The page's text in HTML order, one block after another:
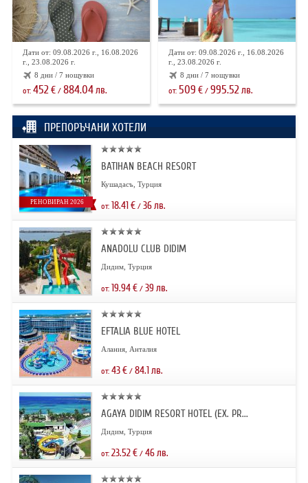
Дати от: 09.08.2026 г., 16.08.2026
г., 23.08.2026 г.
8 дни / 7 нощувки
от: 452€/ 884.04лв.
Дати от: 09.08.2026 г., 16.08.2026
г., 23.08.2026 г.
8 дни / 7 нощувки
от:509 € /995.52лв.
ПРЕПОРЪЧАНИ ХОТЕЛИ
РЕНОВИРАН 2026
BATIHAN BEACH RESORT
Кушадасъ, Турция
от: 18.41€/ 36лв.
ANADOLU CLUB DIDIM
Дидим, Турция
от: 19.94€/ 39 лв.
EFTALIA BLUE HOTEL
Алания, Анталия
от: 43€/ 84.1лв.
AGAYA DIDIM RESORT HOTEL (EX. PR...
Дидим, Турция
от: 23.52€/ 46лв.